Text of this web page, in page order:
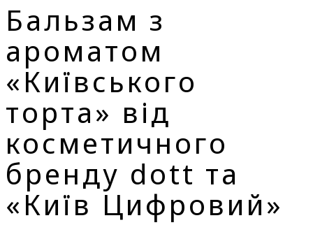
Бальзам з
ароматом
«Київського
торта» від
косметичного
бренду dott та
«Київ Цифровий»